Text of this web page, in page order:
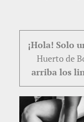
¡Hola! Solo
Huerto de
arriba los